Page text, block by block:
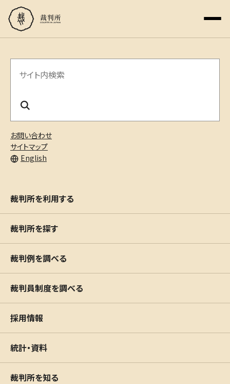
お問い合わせ
サイトマップ
English
サ
内
検
索
裁判所を利用する
裁判所を探す
裁判例を調べる
裁判員制度を調べる
採用情報
統計・資料
裁判所を知る